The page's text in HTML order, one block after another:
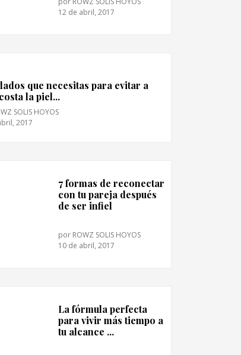
12 de abril, 2017
que necesitas para evitar a
la piel...
SOLIS HOYOS
2017
7 formas de reconectar
con tu pareja después
de ser infiel
por ROWZ SOLIS HOYOS
10 de abril, 2017
La fórmula perfecta
para vivir más tiempo a
tu alcance ...